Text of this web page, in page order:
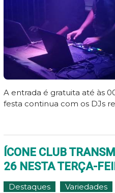
A entrada é gratuita até às
festa continua com os DJs
ÍCONE CLUB
26 NESTA TERÇA-
Destaques Variedades